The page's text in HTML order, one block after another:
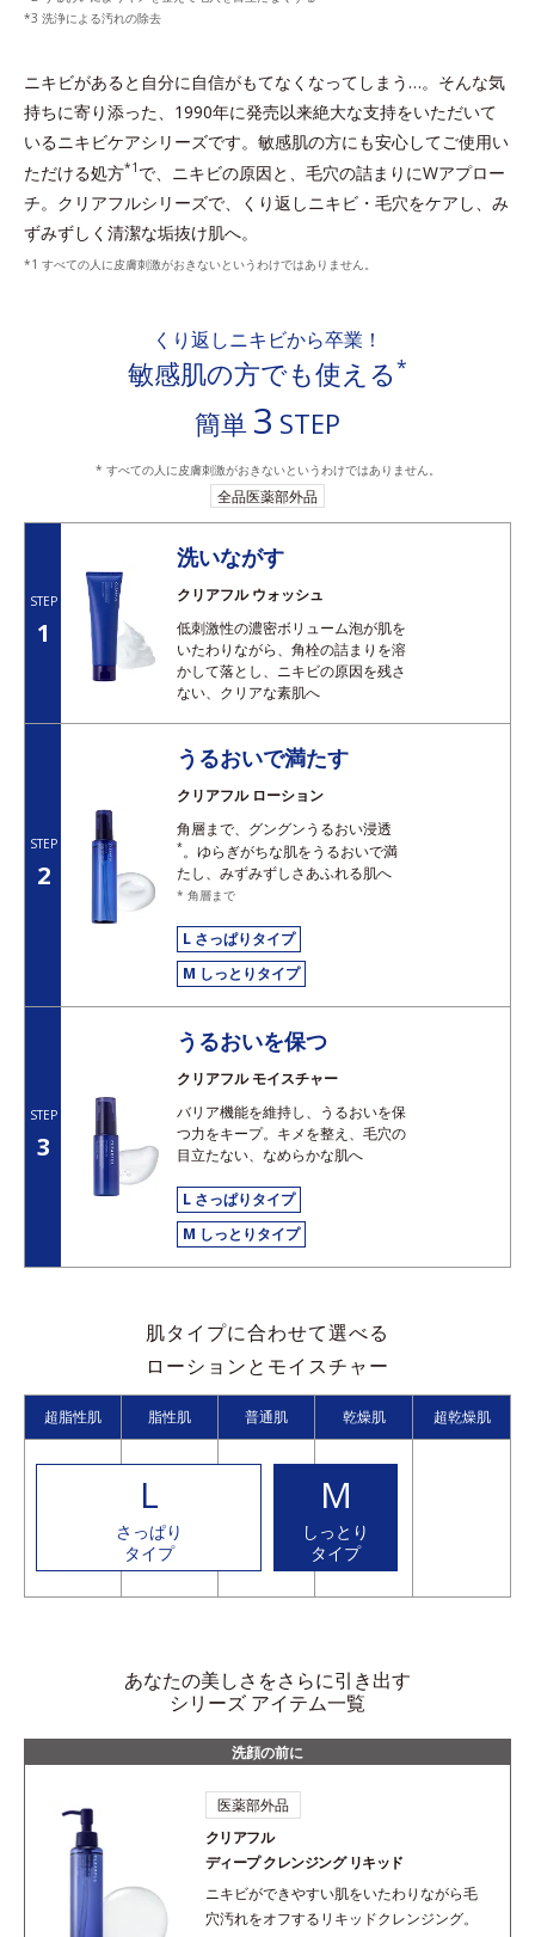
洗浄による汚れの除去
ニキビがあると自分に自信がもてなくなってしまう…。 そんな気
持ちに寄り添った、1990年に発売以来絶大な支持をいただいて
いるニキビケアシリーズです。 敏感肌の方にも安心してご使用い
ただける処方*1 で、ニキビの原因と、毛穴の詰まりにWアプロー
チ。 クリアフルシリーズで、くり返しニキビ・毛穴をケアし、み
ずみずしく清潔な垢抜け肌へ。
すべての人に皮膚刺激がおきないというわけではありません。
くり返しニキビから卒業！
敏感肌の方でも使える*
簡単 3 STEP
* すべての人に皮膚刺激がおきないというわけではありません。
全品医薬部外品
STEP
1
洗いながす
クリアフル ウォッシュ
低刺激性の濃密ボリューム泡が肌を
いたわりながら、角栓の詰まりを溶
かして落とし、ニキビの原因を残さ
ない、クリアな素肌へ
STEP
2
うるおいで満たす
クリアフル ローション
角層まで、グングンうるおい浸透
*。ゆらぎがちな肌をうるおいで満
たし、みずみずしさあふれる肌へ
* 角層まで
L さっぱりタイプ
M しっとりタイプ
STEP
3
うるおいを保つ
クリアフル モイスチャー
バリア機能を維持し、うるおいを保
つ力をキープ。キメを整え、毛穴の
目立たない、なめらかな肌へ
L さっぱりタイプ
M しっとりタイプ
肌タイプに合わせて選べる
ローションとモイスチャー
超脂性肌 脂性肌 普通肌 乾燥肌 超乾燥肌
L
さっぱり
タイプ
M
しっとり
タイプ
あなたの美しさをさらに引き出す
シリーズ アイテム一覧
洗顔の前に
医薬部外品
クリアフル
ディープクレンジング リキッド
ニキビができやすい肌をいたわりながら毛
穴汚れをオフするリキッドクレンジング。